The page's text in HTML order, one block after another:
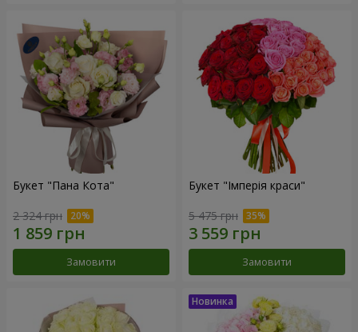
Букет "Пана Кота"
2 324 грн
Замовити
Букет "Імперія краси"
5 475 грн
Замовити